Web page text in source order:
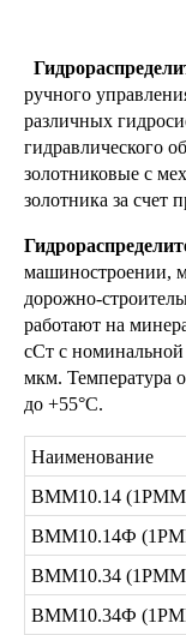
ручного
различных
гидравлического
золотниковые с
золотника за счет
машиностроении,
дорожно-
работают на
сСт с номинальной
мкм. Температура
до +55°C.
Наименование
ВММ10.14
ВММ10.14Ф
ВММ10.34
ВММ10.34Ф